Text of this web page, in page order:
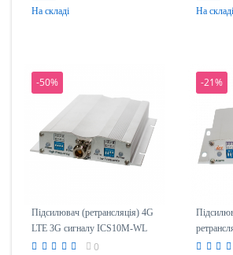
На складі На складі
-50%
Підсилювач (ретрансляція) 4G
LTE 3G сигналу ICS10M-WL
2100/2600 mHz 0
-21%
mHz